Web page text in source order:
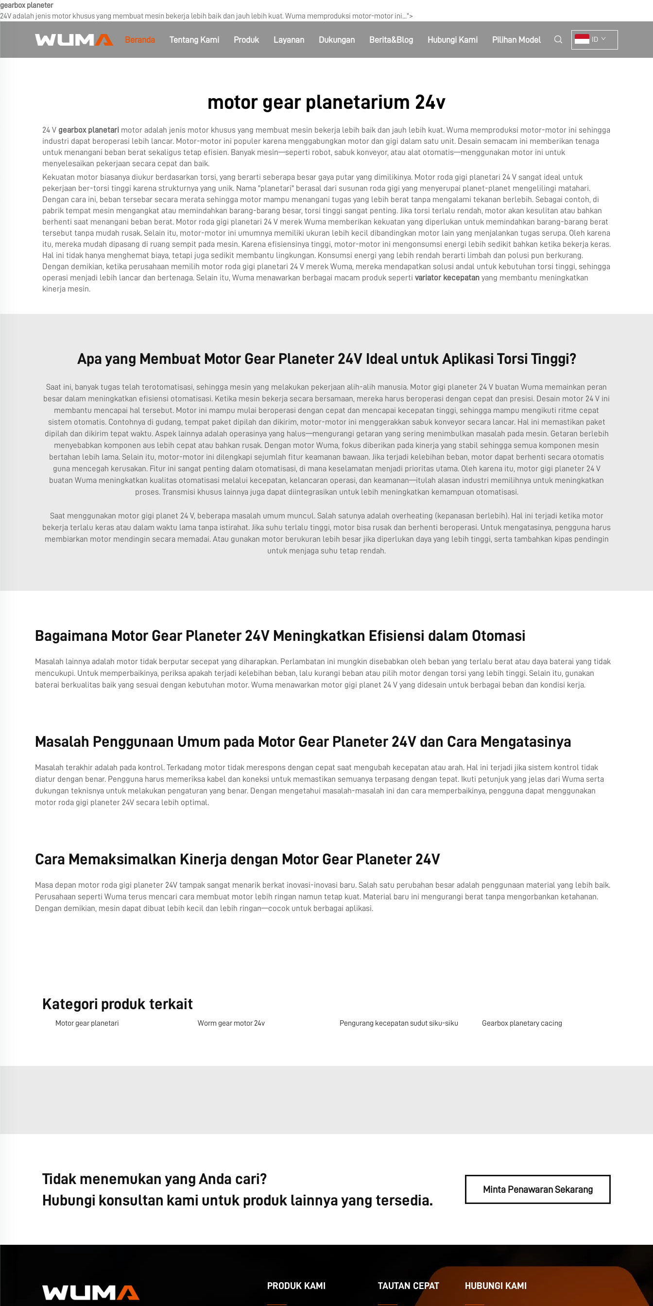
gearbox planeter
24V adalah jenis motor khusus yang membuat mesin bekerja lebih baik dan jauh lebih kuat. Wuma memproduksi motor-motor ini...">
Beranda Tentang Kami Produk Layanan Dukungan Berita&Blog Hubungi Kami Pilihan Model ID
motor gear planetarium 24v
24 V gearbox planetari motor adalah jenis motor khusus yang membuat mesin bekerja lebih baik dan jauh lebih kuat. Wuma memproduksi motor-motor ini sehingga
industri dapat beroperasi lebih lancar. Motor-motor ini populer karena menggabungkan motor dan gigi dalam satu unit. Desain semacam ini memberikan tenaga
untuk menangani beban berat sekaligus tetap efisien. Banyak mesin—seperti robot, sabuk konveyor, atau alat otomatis—menggunakan motor ini untuk
menyelesaikan pekerjaan secara cepat dan baik.
Kekuatan motor biasanya diukur berdasarkan torsi, yang berarti seberapa besar gaya putar yang dimilikinya. Motor roda gigi planetari 24 V sangat ideal untuk
pekerjaan ber-torsi tinggi karena strukturnya yang unik. Nama "planetari" berasal dari susunan roda gigi yang menyerupai planet-planet mengelilingi matahari.
Dengan cara ini, beban tersebar secara merata sehingga motor mampu menangani tugas yang lebih berat tanpa mengalami tekanan berlebih. Sebagai contoh, di
pabrik tempat mesin mengangkat atau memindahkan barang-barang besar, torsi tinggi sangat penting. Jika torsi terlalu rendah, motor akan kesulitan atau bahkan
berhenti saat menangani beban berat. Motor roda gigi planetari 24 V merek Wuma memberikan kekuatan yang diperlukan untuk memindahkan barang-barang berat
tersebut tanpa mudah rusak. Selain itu, motor-motor ini umumnya memiliki ukuran lebih kecil dibandingkan motor lain yang menjalankan tugas serupa. Oleh karena
itu, mereka mudah dipasang di ruang sempit pada mesin. Karena efisiensinya tinggi, motor-motor ini mengonsumsi energi lebih sedikit bahkan ketika bekerja keras.
Hal ini tidak hanya menghemat biaya, tetapi juga sedikit membantu lingkungan. Konsumsi energi yang lebih rendah berarti limbah dan polusi pun berkurang.
Dengan demikian, ketika perusahaan memilih motor roda gigi planetari 24 V merek Wuma, mereka mendapatkan solusi andal untuk kebutuhan torsi tinggi, sehingga
operasi menjadi lebih lancar dan bertenaga. Selain itu, Wuma menawarkan berbagai macam produk seperti variator kecepatan yang membantu meningkatkan
kinerja mesin.
Apa yang Membuat Motor Gear Planeter 24V Ideal untuk Aplikasi Torsi Tinggi?
Saat ini, banyak tugas telah terotomatisasi, sehingga mesin yang melakukan pekerjaan alih-alih manusia. Motor gigi planeter 24 V buatan Wuma memainkan peran
besar dalam meningkatkan efisiensi otomatisasi. Ketika mesin bekerja secara bersamaan, mereka harus beroperasi dengan cepat dan presisi. Desain motor 24 V ini
membantu mencapai hal tersebut. Motor ini mampu mulai beroperasi dengan cepat dan mencapai kecepatan tinggi, sehingga mampu mengikuti ritme cepat
sistem otomatis. Contohnya di gudang, tempat paket dipilah dan dikirim, motor-motor ini menggerakkan sabuk konveyor secara lancar. Hal ini memastikan paket
dipilah dan dikirim tepat waktu. Aspek lainnya adalah operasinya yang halus—mengurangi getaran yang sering menimbulkan masalah pada mesin. Getaran berlebih
menyebabkan komponen aus lebih cepat atau bahkan rusak. Dengan motor Wuma, fokus diberikan pada kinerja yang stabil sehingga semua komponen mesin
bertahan lebih lama. Selain itu, motor-motor ini dilengkapi sejumlah fitur keamanan bawaan. Jika terjadi kelebihan beban, motor dapat berhenti secara otomatis
guna mencegah kerusakan. Fitur ini sangat penting dalam otomatisasi, di mana keselamatan menjadi prioritas utama. Oleh karena itu, motor gigi planeter 24 V
buatan Wuma meningkatkan kualitas otomatisasi melalui kecepatan, kelancaran operasi, dan keamanan—itulah alasan industri memilihnya untuk meningkatkan
proses. Transmisi khusus lainnya juga dapat diintegrasikan untuk lebih meningkatkan kemampuan otomatisasi.
Saat menggunakan motor gigi planet 24 V, beberapa masalah umum muncul. Salah satunya adalah overheating (kepanasan berlebih). Hal ini terjadi ketika motor
bekerja terlalu keras atau dalam waktu lama tanpa istirahat. Jika suhu terlalu tinggi, motor bisa rusak dan berhenti beroperasi. Untuk mengatasinya, pengguna harus
membiarkan motor mendingin secara memadai. Atau gunakan motor berukuran lebih besar jika diperlukan daya yang lebih tinggi, serta tambahkan kipas pendingin
untuk menjaga suhu tetap rendah.
Bagaimana Motor Gear Planeter 24V Meningkatkan Efisiensi dalam Otomasi
Masalah lainnya adalah motor tidak berputar secepat yang diharapkan. Perlambatan ini mungkin disebabkan oleh beban yang terlalu berat atau daya baterai yang tidak
mencukupi. Untuk memperbaikinya, periksa apakah terjadi kelebihan beban, lalu kurangi beban atau pilih motor dengan torsi yang lebih tinggi. Selain itu, gunakan
baterai berkualitas baik yang sesuai dengan kebutuhan motor. Wuma menawarkan motor gigi planet 24 V yang didesain untuk berbagai beban dan kondisi kerja.
Masalah Penggunaan Umum pada Motor Gear Planeter 24V dan Cara Mengatasinya
Masalah terakhir adalah pada kontrol. Terkadang motor tidak merespons dengan cepat saat mengubah kecepatan atau arah. Hal ini terjadi jika sistem kontrol tidak
diatur dengan benar. Pengguna harus memeriksa kabel dan koneksi untuk memastikan semuanya terpasang dengan tepat. Ikuti petunjuk yang jelas dari Wuma serta
dukungan teknisnya untuk melakukan pengaturan yang benar. Dengan mengetahui masalah-masalah ini dan cara memperbaikinya, pengguna dapat menggunakan
motor roda gigi planeter 24V secara lebih optimal.
Cara Memaksimalkan Kinerja dengan Motor Gear Planeter 24V
Masa depan motor roda gigi planeter 24V tampak sangat menarik berkat inovasi-inovasi baru. Salah satu perubahan besar adalah penggunaan material yang lebih baik.
Perusahaan seperti Wuma terus mencari cara membuat motor lebih ringan namun tetap kuat. Material baru ini mengurangi berat tanpa mengorbankan ketahanan.
Dengan demikian, mesin dapat dibuat lebih kecil dan lebih ringan—cocok untuk berbagai aplikasi.
Kategori produk terkait
Motor gear planetari Worm gear motor 24v Pengurang kecepatan sudut siku-siku Gearbox planetary cacing
Tidak menemukan yang Anda cari?
Hubungi konsultan kami untuk produk lainnya yang tersedia.
Minta Penawaran Sekarang
PRODUK KAMI TAUTAN CEPAT HUBUNGI KAMI